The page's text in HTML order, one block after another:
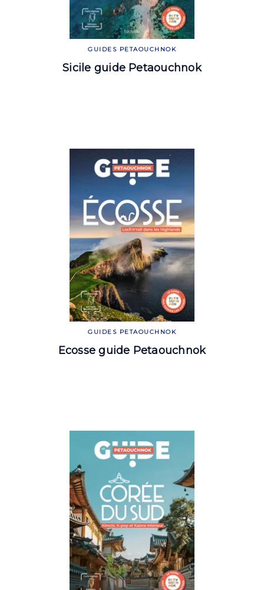
GUIDES PETAOUCHNOK
Sicile guide Petaouchnok
GUIDES PETAOUCHNOK
Ecosse guide Petaouchnok